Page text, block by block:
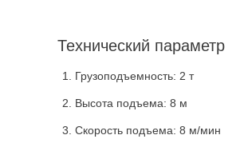
Технический параметр
Грузоподъемность: 2 т
Высота подъема: 8 м
Скорость подъема: 8 м/мин